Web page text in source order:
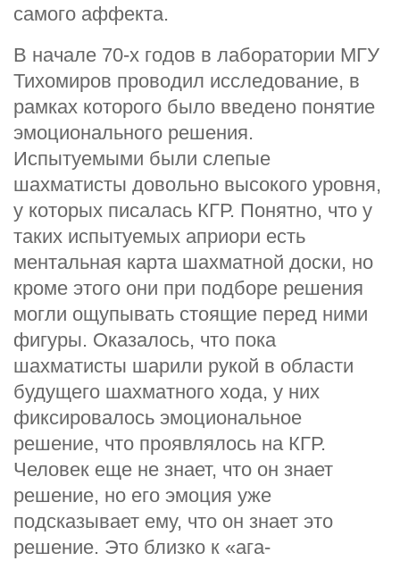
самого аффекта.
В начале 70-х годов в лаборатории МГУ
Тихомиров проводил исследование, в
рамках которого было введено понятие
эмоционального решения.
Испытуемыми были слепые
шахматисты довольно высокого уровня,
у которых писалась КГР. Понятно, что у
таких испытуемых априори есть
ментальная карта шахматной доски, но
кроме этого они при подборе решения
могли ощупывать стоящие перед ними
фигуры. Оказалось, что пока
шахматисты шарили рукой в области
будущего шахматного хода, у них
фиксировалось эмоциональное
решение, что проявлялось на КГР.
Человек еще не знает, что он знает
решение, но его эмоция уже
подсказывает ему, что он знает это
решение. Это близко к «ага-